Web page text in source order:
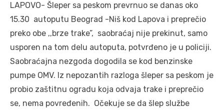
LAPOVO- Šleper sa peskom prevrnuo se danas oko
15.30 autoputu Beograd -Niš kod Lapova i preprečio
preko obe ,,brze trake”, saobraćaj nije prekinut, samo
usporen na tom delu autoputa, potvrđeno je u policiji.
Saobraćajna nezgoda dogodila se kod benzinske
pumpe OMV. Iz nepozantih razloga šleper sa peskom je
probio zaštitnu ogradu koja odvaja trake i preprečio
se, nema povređenih. Očekuje se da šlep službe